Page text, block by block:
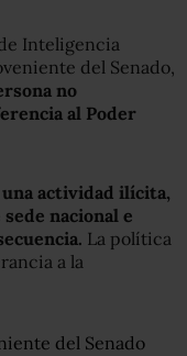
Inteligencia
del Senado,
no
al Poder
una actividad ilícita,
nacional e
La política
a la
del Senado